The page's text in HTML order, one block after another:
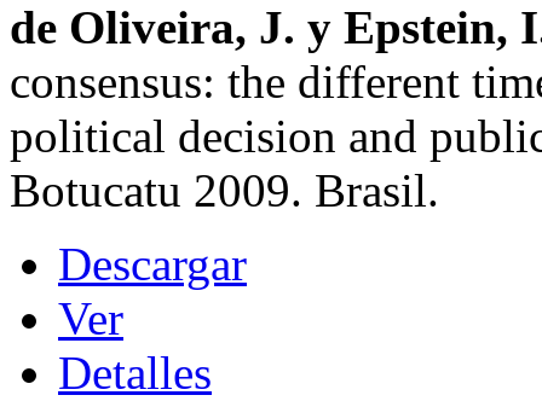
de Oliveira, J. y Epstein,
consensus: the different
political decision and
Botucatu 2009. Brasil.
Descargar
Ver
Detalles